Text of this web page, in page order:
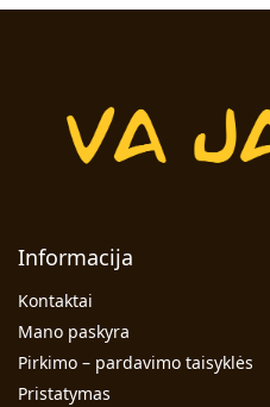
Informacija
Kontaktai
Mano paskyra
Pirkimo – pardavimo taisyklės
Pristatymas